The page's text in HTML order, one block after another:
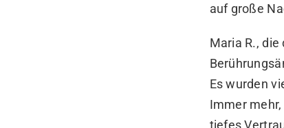
auf große
Maria R.,
Es wurden
Immer